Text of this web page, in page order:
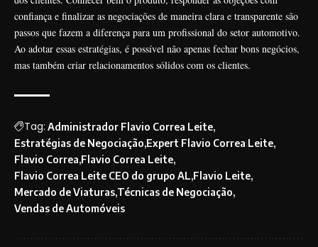
confiança e finalizar as negociações de maneira clara e transparente são
passos que fazem a diferença para um profissional do setor automotivo.
Ao adotar essas estratégias, é possível não apenas fechar bons negócios,
mas também criar relacionamentos sólidos com os clientes.
Tag: Administrador Flavio Correa Leite
Estratégias de Negociação Expert Flavio Correa Leite
Flavio Correa Flavio Correa Leite
Flavio Correa Leite CEO do grupo AL Flavio Leite
Mercado de Viaturas Técnicas de Negociação
Vendas de Automóveis